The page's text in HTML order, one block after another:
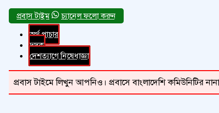
চ্যানেল ফলো করুন
অর্থ পাচার
দুদক
দেশত্যাগে নিষেধাজ্ঞা
প্রবাস টাইমে লিখুন আপনিও। প্রবাসে বাংলাদেশি কমিউনিটির